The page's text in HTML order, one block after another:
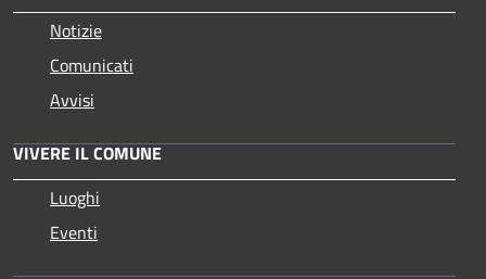
Notizie
Comunicati
Avvisi
VIVERE IL COMUNE
Luoghi
Eventi